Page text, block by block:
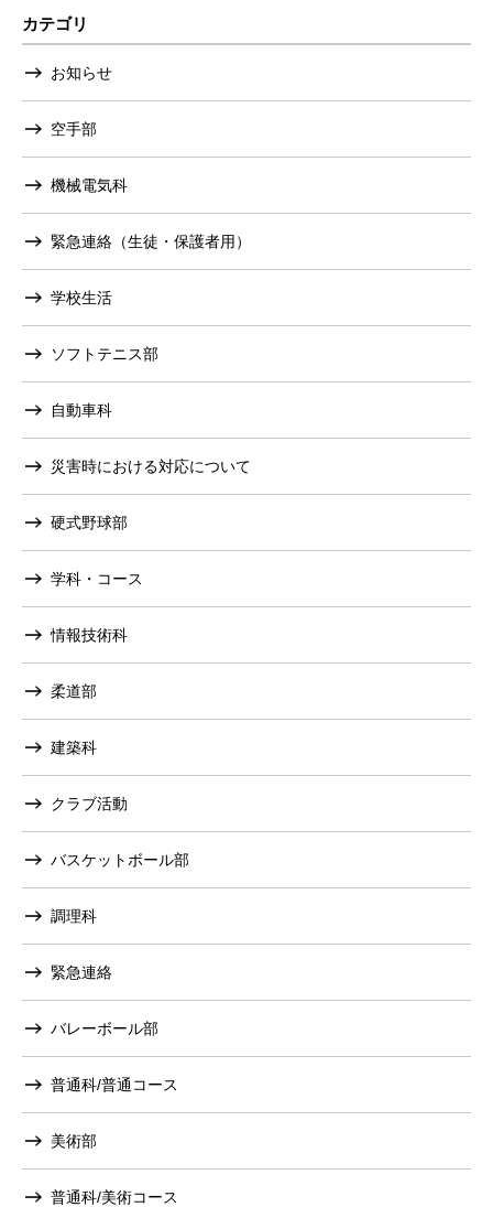
カテゴリ
お知らせ
空手部
機械電気科
緊急連絡（生徒・保護者用）
学校生活
ソフトテニス部
自動車科
災害時における対応について
硬式野球部
学科・コース
情報技術科
柔道部
建築科
クラブ活動
バスケットボール部
調理科
緊急連絡
バレーボール部
普通科/普通コース
美術部
普通科/美術コース